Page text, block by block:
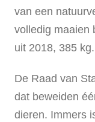
van een
volledig maaien
uit 2018, 385 kg.
De Raad van
dat beweiden
dieren. Immers